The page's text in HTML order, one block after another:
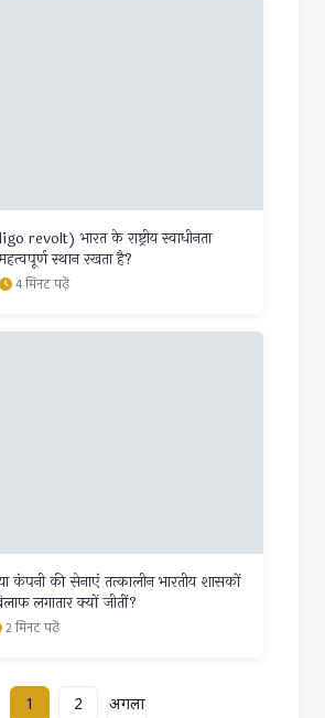
revolt) भारत के राष्ट्रीय स्वाधीनता
स्थान रखता है?
4 मिनट पढ़ें
कंपनी की सेनाएं तत्कालीन भारतीय शासकों
लगातार क्यों जीतीं?
2 मिनट पढ़ें
1 2
अगला